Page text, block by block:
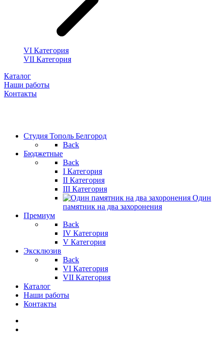
VI Категория
VII Категория
Каталог
Наши работы
Контакты
Студия Тополь Белгород
Back
Бюджетные
Back
I Категория
II Категория
III Категория
Один
памятник на два захоронения
Премиум
Back
IV Категория
V Категория
Эксклюзив
Back
VI Категория
VII Категория
Каталог
Наши работы
Контакты